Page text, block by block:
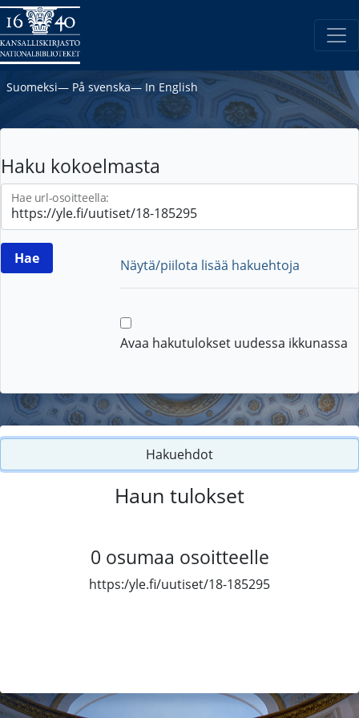
Suomeksi― På svenska― In English
Haku kokoelmasta
Hae url-osoitteella:
Näytä/piilota lisää hakuehtoja
Avaa hakutulokset uudessa ikkunassa
Hakuehdot
Haun tulokset
0 osumaa osoitteelle
https:/yle.fi/uutiset/18-185295